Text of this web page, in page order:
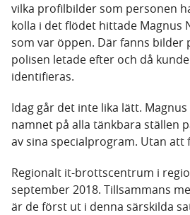
vilka profilbilder som personen
kolla i det flödet hittade Magnus
som var öppen. Där fanns bilder
polisen letade efter och då
identifieras.
Idag går det inte lika lätt.
namnet på alla tänkbara ställen
av sina specialprogram. Utan att
Regionalt it-brottscentrum i
september 2018. Tillsammans
är de först ut i denna särskilda